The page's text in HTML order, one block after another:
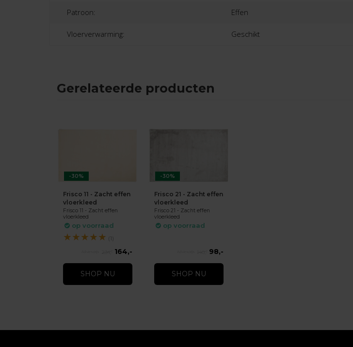
Patroon: Effen
Vloerverwarming: Geschikt
Gerelateerde producten
-30%
Frisco 11 - Zacht effen
vloerkleed
Frisco 11 - Zacht effen
vloerkleed
op voorraad
★★★★★ (1)
164,-
SHOP NU
-30%
Frisco 21 - Zacht effen
vloerkleed
Frisco 21 - Zacht effen
vloerkleed
op voorraad
98,-
SHOP NU